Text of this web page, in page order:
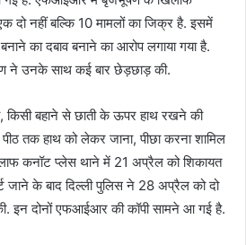
दो नहीं बल्कि 10 मामलों का जिक्र है. इसमें
का दबाव बनाने का आरोप लगाया गया है.
ने उनके साथ कई बार छेड़छाड़ की.
बहाने से छाती के ऊपर हाथ रखने की
तक हाथ को लेकर जाना, पीछा करना शामिल
कनॉट प्लेस थाने में 21 अप्रैल को शिकायत
जाने के बाद दिल्ली पुलिस ने 28 अप्रैल को दो
दोनों एफआईआर की कॉपी सामने आ गई है.